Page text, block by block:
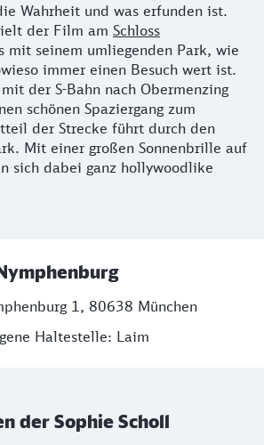
Wahrheit und was erfunden ist.
der Film am Schloss
mit seinem umliegenden Park, wie
immer einen Besuch wert ist.
der S-Bahn nach Obermenzing
schönen Spaziergang zum
der Strecke führt durch den
Mit einer großen Sonnenbrille auf
sich dabei ganz hollywoodlike
1, 80638 München
Haltestelle: Laim
der Sophie Scholl